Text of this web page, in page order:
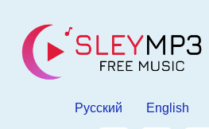
Русский English